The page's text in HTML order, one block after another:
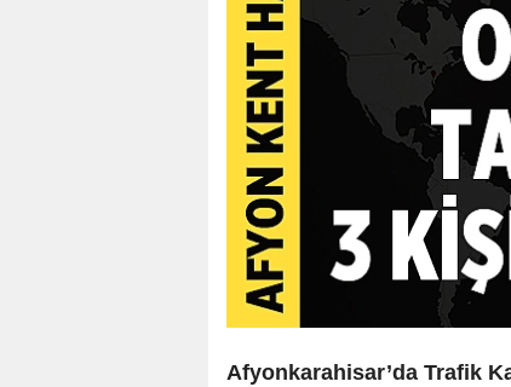
Afyonkarahisar’da Trafik